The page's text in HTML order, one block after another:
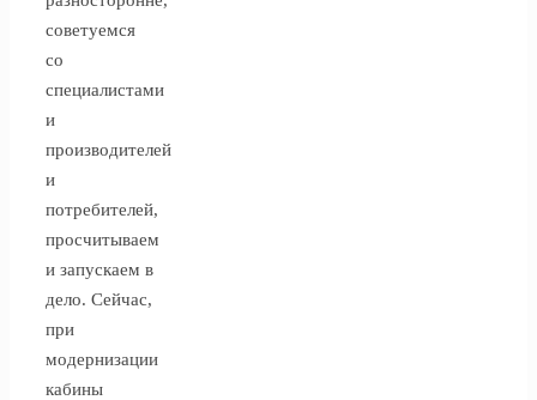
советуемся
со
специалистами
и
производителей
и
потребителей,
просчитываем
и запускаем в
дело. Сейчас,
при
модернизации
кабины